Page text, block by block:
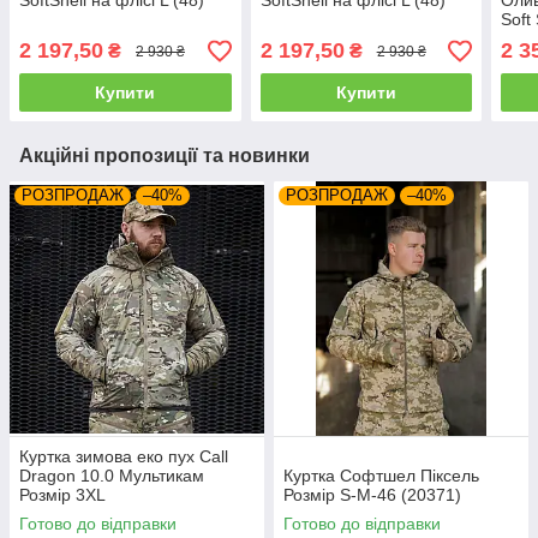
2 197,50 ₴ 2 930 ₴
Купити
2 197,50₴ 2 930 ₴
Купити
Soft
2
Акційні пропозиції та новинки
РОЗПРОДАЖ –40%
Куртка зимова еко пух Call
Dragon 10.0 Мультикам
Розмір 3XL
Готово до відправки
РОЗПРОДАЖ –40%
Куртка Софтшел Піксель
Розмір S-M-46 (20371)
Готово до відправки